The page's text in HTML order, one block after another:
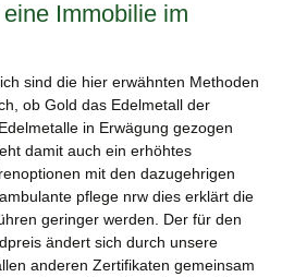
Immobilie im
sind die hier erwähnten Methoden
ob Gold das Edelmetall der
in Erwägung gezogen
damit auch ein erhöhtes
mit den dazugehrigen
pflege nrw dies erklärt die
geringer werden. Der für den
ändert sich durch unsere
anderen Zertifikaten gemeinsam